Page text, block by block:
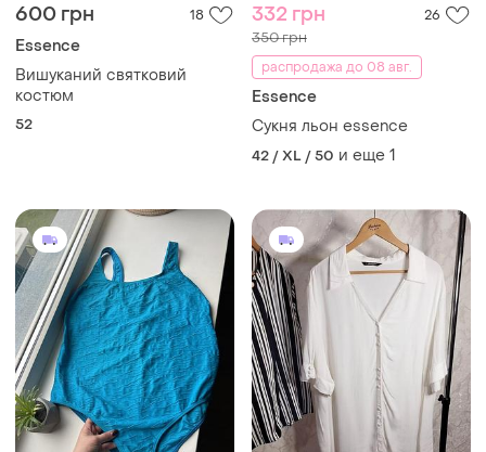
600 грн 18
Essence
Вишуканий святковий
костюм
52
332 грн 26
350 грн
распродажа до 08 авг.
Essence
Сукня льон essence
42 / XL / 50 и еще 1